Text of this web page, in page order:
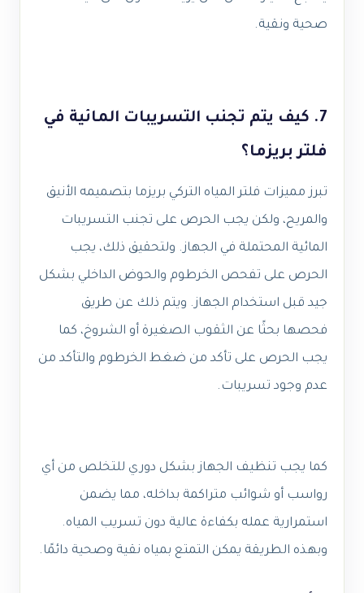
صحية ونقية.
7. كيف يتم تجنب التسريبات المائية في
فلتر بريزما؟
تبرز مميزات فلتر المياه التركي بريزما بتصميمه الأنيق
والمريح، ولكن يجب الحرص على تجنب التسريبات
المائية المحتملة في الجهاز. ولتحقيق ذلك، يجب
الحرص على تفحص الخرطوم والحوض الداخلي بشكل
جيد قبل استخدام الجهاز. ويتم ذلك عن طريق
فحصها بحثًا عن الثقوب الصغيرة أو الشروخ، كما
يجب الحرص على تأكد من ضغط الخرطوم والتأكد من
عدم وجود تسريبات.
كما يجب تنظيف الجهاز بشكل دوري للتخلص من أي
رواسب أو شوائب متراكمة بداخله، مما يضمن
استمرارية عمله بكفاءة عالية دون تسريب المياه.
وبهذه الطريقة يمكن التمتع بمياه نقية وصحية دائمًا.